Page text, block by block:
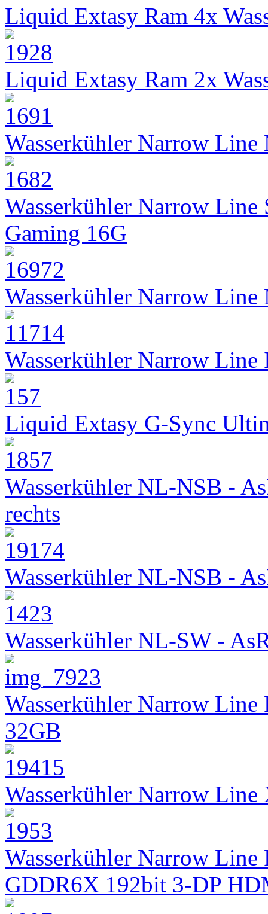
Liquid Extasy Ram 4x
Liquid Extasy Ram 2x
Wasserkühler Narrow
Wasserkühler Narrow
Gaming 16G
Wasserkühler Narrow
Wasserkühler Narrow
Liquid Extasy G-Sync
Wasserkühler NL-NSB -
rechts
Wasserkühler NL-NSB -
Wasserkühler NL-SW -
Wasserkühler Narrow
32GB
Wasserkühler Narrow
Wasserkühler Narrow Line
GDDR6X 192bit 3-DP